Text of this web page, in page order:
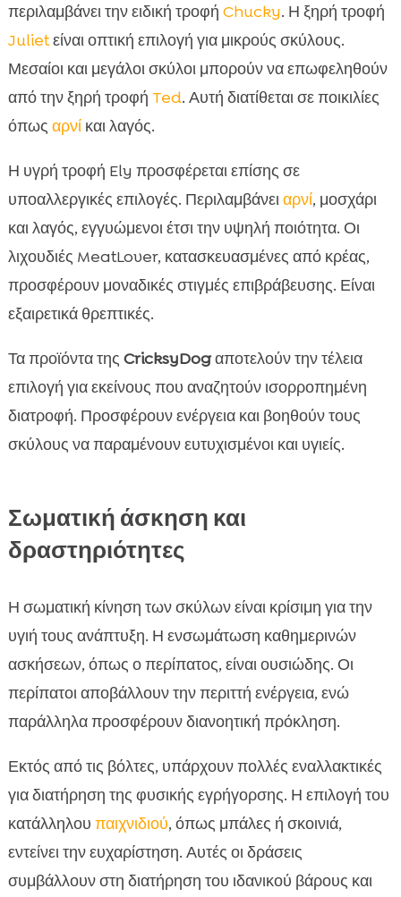
περιλαμβάνει την ειδική τροφή Chucky. Η ξηρή τροφή
Julietείναι οπτική επιλογή για μικρούς σκύλους.
Μεσαίοι και μεγάλοι σκύλοι μπορούν να επωφεληθούν
από την ξηρή τροφή Ted. Αυτή διατίθεται σε ποικιλίες
όπως αρνίκαι λαγός.
Η υγρή τροφή Ely προσφέρεται επίσης σε
υποαλλεργικές επιλογές. Περιλαμβάνειαρνί, μοσχάρι
και λαγός, εγγυώμενοι έτσι την υψηλή ποιότητα. Οι
λιχουδιές MeatLover, κατασκευασμένες από κρέας,
προσφέρουν μοναδικές στιγμές επιβράβευσης. Είναι
εξαιρετικά θρεπτικές.
Τα προϊόντα της CricksyDogαποτελούν την τέλεια
επιλογή για εκείνους που αναζητούν ισορροπημένη
διατροφή. Προσφέρουν ενέργεια και βοηθούν τους
σκύλους να παραμένουν ευτυχισμένοι και υγιείς.
Σωματική άσκηση και
δραστηριότητες
Η σωματική κίνηση των σκύλων είναι κρίσιμη για την
υγιή τους ανάπτυξη. Η ενσωμάτωση καθημερινών
ασκήσεων, όπως ο περίπατος, είναι ουσιώδης. Οι
περίπατοι αποβάλλουν την περιττή ενέργεια, ενώ
παράλληλα προσφέρουν διανοητική πρόκληση.
Εκτός από τις βόλτες, υπάρχουν πολλές εναλλακτικές
για διατήρηση της φυσικής εγρήγορσης. Η επιλογή του
κατάλληλου παιχνιδιού, όπως μπάλες ή σκοινιά,
εντείνει την ευχαρίστηση. Αυτές οι δράσεις
συμβάλλουν στη διατήρηση του ιδανικού βάρους και